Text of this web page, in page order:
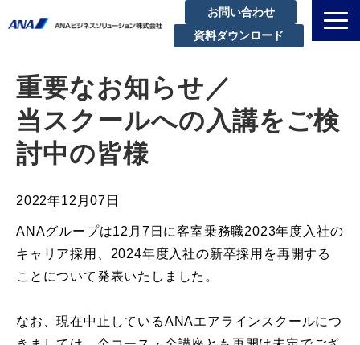
お問い合わせ
資料ダウンロード
解決できる課題
サービスラインアップ
実績・事例紹介
お知らせ
企業情報
重要なお知らせ／
当スクールへの入講をご検
討中の皆様
2022年12月07日
ANAグループは12月7日に客室乗務職2023年度入社の
キャリア採用、2024年度入社の新卒採用を再開する
ことについて発表いたしました。
なお、現在中止しているANAエアラインスクールにつ